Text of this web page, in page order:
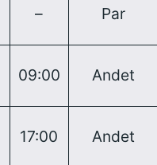
– Par
09:00 Andet
17:00 Andet